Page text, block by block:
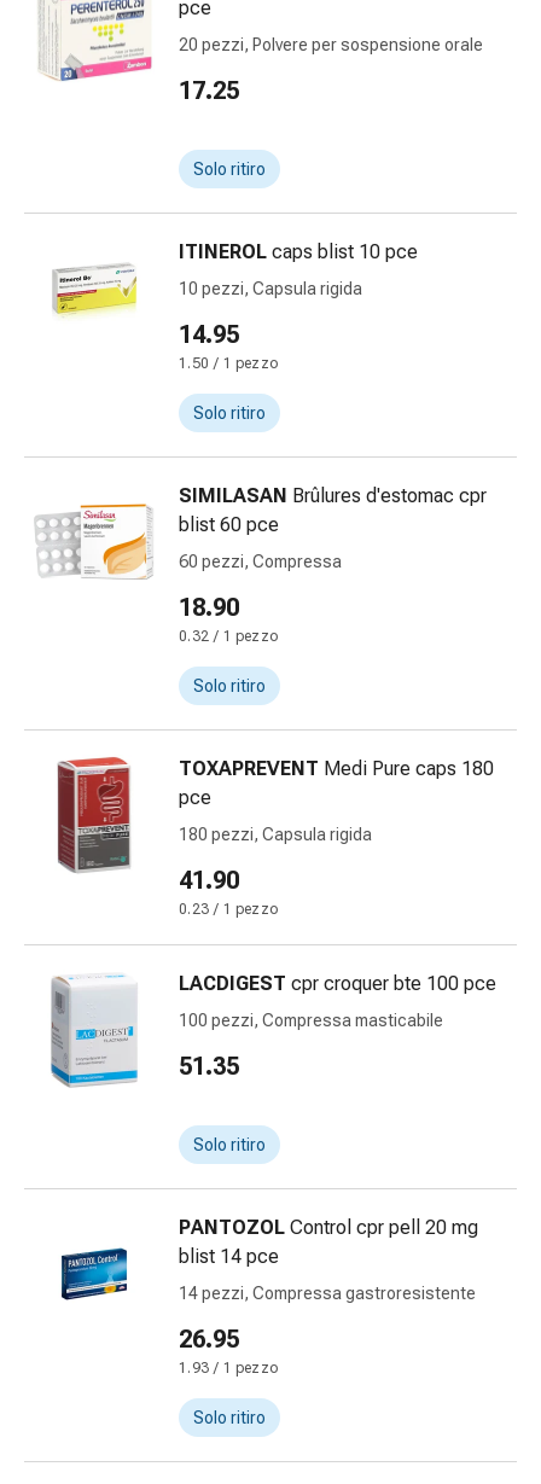
delle
orecchie
oculari
Infiammazione
Bende
occhi
Igiene
oculare
e
circolazione
Terapia
cardiaca
Calze
compressione
Disturbi
circolatori
Cessazione
fumo
Disturbi
venosi
Disturbi
Disturbi
della
concentrazione
e
da
fieno
Antiallergico
pelle
Gastrointestinale
pce
20 pezzi, Polvere per sospensione orale
17.25
Solo ritiro
ITINEROL caps blist 10 pce
10 pezzi, Capsula rigida
14.95
1.50 / 1 pezzo
Solo ritiro
SIMILASAN Brûlures d'estomac cpr
blist 60 pce
60 pezzi, Compressa
18.90
0.32 / 1 pezzo
Solo ritiro
TOXAPREVENT Medi Pure caps 180
pce
180 pezzi, Capsula rigida
41.90
0.23 / 1 pezzo
LACDIGEST cpr croquer bte 100 pce
100 pezzi, Compressa masticabile
51.35
Solo ritiro
PANTOZOL Control cpr pell 20 mg
blist 14 pce
14 pezzi, Compressa gastroresistente
26.95
1.93 / 1 pezzo
Solo ritiro